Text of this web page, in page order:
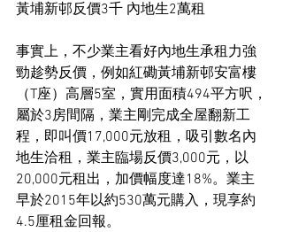
黃埔新邨反價3千 內地生2萬租
事實上，不少業主看好內地生承租力強
勁趁勢反價，例如紅磡黃埔新邨安富樓
（T座）高層5室，實用面積494平方呎，
屬於3房間隔，業主剛完成全屋翻新工
程，即叫價17,000元放租，吸引數名內
地生洽租，業主臨場反價3,000元，以
20,000元租出，加價幅度達18%。業主
早於2015年以約530萬元購入，現享約
4.5厘租金回報。